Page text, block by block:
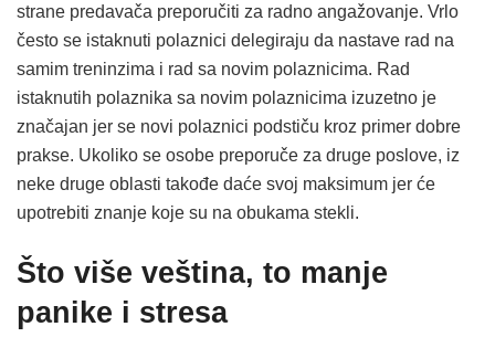
strane predavača preporučiti za radno angažovanje. Vrlo
često se istaknuti polaznici delegiraju da nastave rad na
samim treninzima i rad sa novim polaznicima. Rad
istaknutih polaznika sa novim polaznicima izuzetno je
značajan jer se novi polaznici podstiču kroz primer dobre
prakse. Ukoliko se osobe preporuče za druge poslove, iz
neke druge oblasti takođe daće svoj maksimum jer će
upotrebiti znanje koje su na obukama stekli.
Što više veština, to manje
panike i stresa